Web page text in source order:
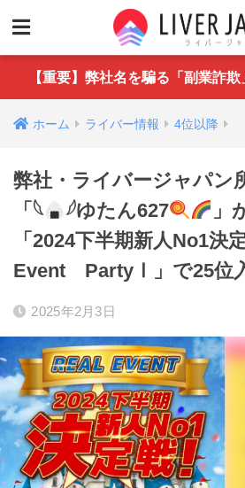
【重要】弊社名を騙る「副業詐
ホーム ライバー情報 4位以降
弊社・ライバージャパン
「𓆩
𓆪ゆたん627
」
「2024下半期新人No1決
Event PartyⅠ」で25位入
2025年2月3日